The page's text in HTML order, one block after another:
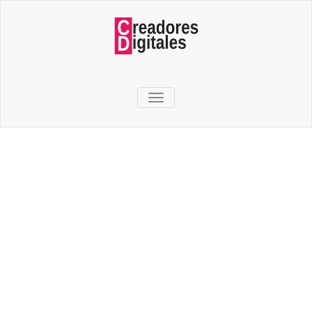
TOGGLE NAVIGATION